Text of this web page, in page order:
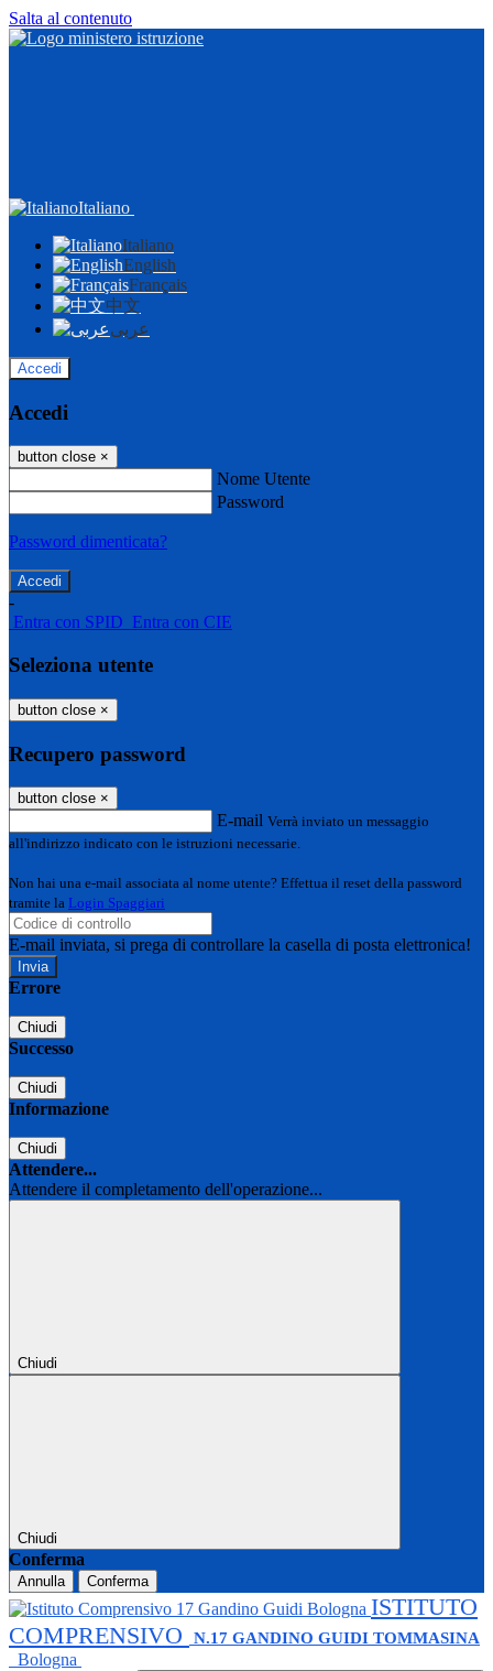
Salta al contenuto
Italiano
Italiano
English
Français
中文
عربى
Accedi
Accedi
button close ×
Nome Utente
Password
Password dimenticata?
-
Entra con SPID Entra con CIE
Seleziona utente
button close ×
Recupero password
button close ×
E-mail Verrà inviato un messaggio
all'indirizzo indicato con le istruzioni necessarie.
Non hai una e-mail associata al nome utente? Effettua il reset della password
tramite la Login Spaggiari
E-mail inviata, si prega di controllare la casella di posta elettronica!
Errore
Chiudi
Successo
Chiudi
Informazione
Chiudi
Attendere...
Attendere il completamento dell'operazione...
Chiudi
Chiudi
Conferma
Annulla Conferma
ISTITUTO
COMPRENSIVO
N.17 GANDINO GUIDI TOMMASINA
Bologna